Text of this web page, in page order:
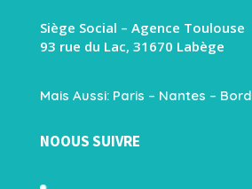
Siège Social – Agence Toulouse
93 rue du Lac, 31670 Labège
Mais Aussi: Paris – Nantes –
NOOUS SUIVRE